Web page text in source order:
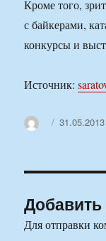
Кроме того,
с байкерами,
конкурсы и
Источник:
Автор31.05.2013
Для отправки